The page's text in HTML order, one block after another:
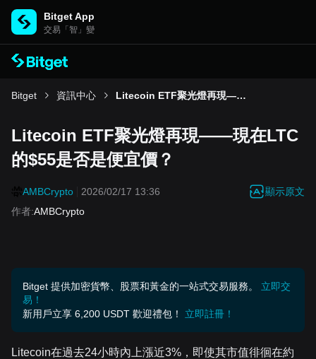
Bitget App
交易「智」變
Bitget 資訊中心 Litecoin ETF聚光燈再現——現在LTC的$55是否是便宜價？
Litecoin ETF聚光燈再現——現在LTC
的$55是否是便宜價？
AMBCrypto 2026/02/17 13:36
顯示原文
作者:AMBCrypto
Bitget 提供加密貨幣、股票和黃金的一站式交易服務。
立即交
易！
新用戶立享 6,200 USDT 歡迎禮包！
立即註冊！
Litecoin在過去24小時內上漲近3%，即使其市值徘徊在約